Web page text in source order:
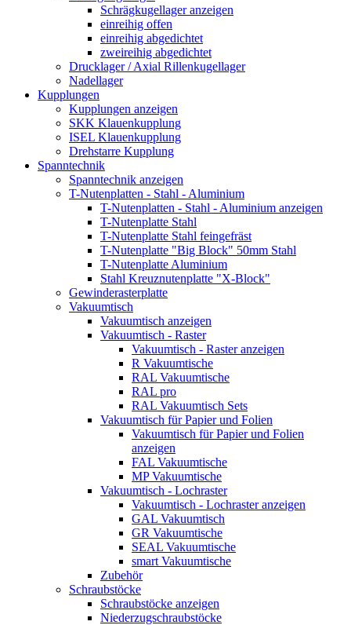
Schrägkugellager anzeigen
einreihig offen
einreihig abgedichtet
zweireihig abgedichtet
Drucklager / Axial Rillenkugellager
Nadellager
Kupplungen
Kupplungen anzeigen
SKK Klauenkupplung
ISEL Klauenkupplung
Drehstarre Kupplung
Spanntechnik
Spanntechnik anzeigen
T-Nutenplatten - Stahl - Aluminium
T-Nutenplatten - Stahl - Aluminium anzeigen
T-Nutenplatte Stahl
T-Nutenplatte Stahl feingefräst
T-Nutenplatte "Big Block" 50mm Stahl
T-Nutenplatte Aluminium
Stahl Kreuznutenplatte "X-Block"
Gewinderasterplatte
Vakuumtisch
Vakuumtisch anzeigen
Vakuumtisch - Raster
Vakuumtisch - Raster anzeigen
R Vakuumtische
RAL Vakuumtische
RAL pro
RAL Vakuumtisch Sets
Vakuumtisch für Papier und Folien
Vakuumtisch für Papier und Folien
anzeigen
FAL Vakuumtische
MP Vakuumtische
Vakuumtisch - Lochraster
Vakuumtisch - Lochraster anzeigen
GAL Vakuumtisch
GR Vakuumtische
SEAL Vakuumtische
smart Vakuumtische
Zubehör
Schraubstöcke
Schraubstöcke anzeigen
Niederzugschraubstöcke